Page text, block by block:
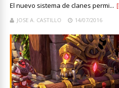
El nuevo sistema de clanes permi...
JOSE A. CASTILLO 14/07/2016